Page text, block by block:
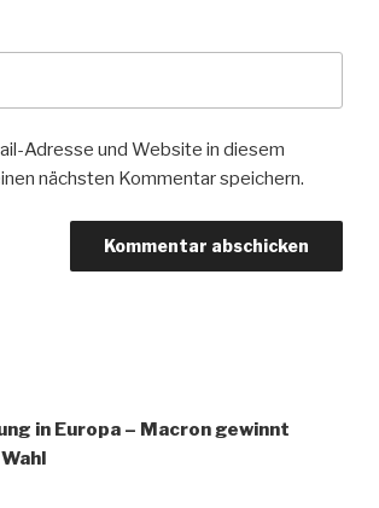
Adresse und Website in diesem
nächsten Kommentar speichern.
in Europa – Macron gewinnt